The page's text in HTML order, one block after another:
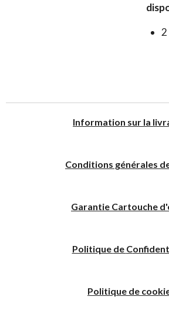
Information sur la
Conditions générales
Garantie Cartouche
Politique de C
Politique de